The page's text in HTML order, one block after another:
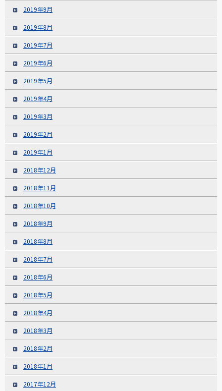
2019年9月
2019年8月
2019年7月
2019年6月
2019年5月
2019年4月
2019年3月
2019年2月
2019年1月
2018年12月
2018年11月
2018年10月
2018年9月
2018年8月
2018年7月
2018年6月
2018年5月
2018年4月
2018年3月
2018年2月
2018年1月
2017年12月